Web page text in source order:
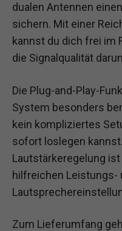
dualen Antennen
sichern. Mit einer
kannst du dich frei im
die Signalqualität
Die Plug-and-Play-
System besonders
kein kompliziertes
sofort loslegen
Lautstärkeregelung
hilfreichen Leistungs-
Zum Lieferumfang